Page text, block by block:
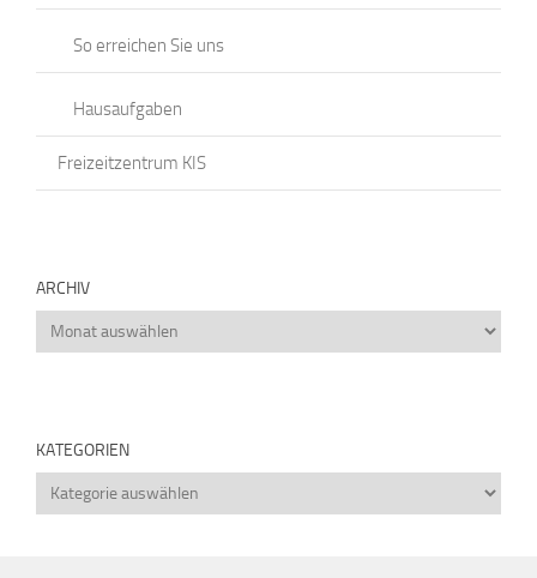
So erreichen Sie uns
Hausaufgaben
Freizeitzentrum KIS
ARCHIV
Archiv
KATEGORIEN
Kategorien